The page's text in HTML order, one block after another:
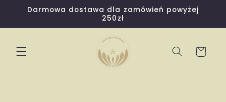
Darmowa dostawa dla zamówień powyżej
250zł
Koszyk